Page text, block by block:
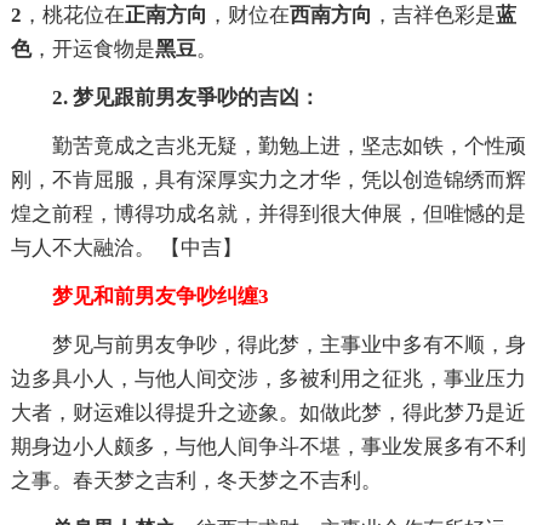
2 ，桃花位在正南方向 ，财位在西南方向 ，吉祥色彩是蓝
色，开运食物是黑豆。
2. 梦见跟前男友爭吵的吉凶：
勤苦竟成之吉兆无疑，勤勉上进，坚志如铁，个性顽
刚，不肯屈服，具有深厚实力之才华，凭以创造锦绣而辉
煌之前程，博得功成名就，并得到很大伸展，但唯憾的是
与人不大融洽。 【中吉】
梦见和前男友争吵纠缠3
梦见与前男友争吵，得此梦，主事业中多有不顺，身
边多具小人，与他人间交涉，多被利用之征兆，事业压力
大者，财运难以得提升之迹象。如做此梦，得此梦乃是近
期身边小人颇多，与他人间争斗不堪，事业发展多有不利
之事。春天梦之吉利，冬天梦之不吉利。